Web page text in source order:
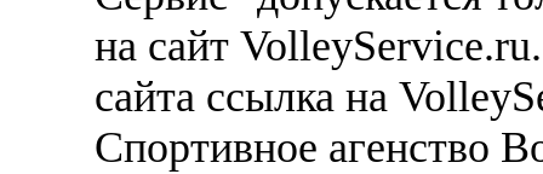
на сайт
сайта ссылка на
Спортивное агенство